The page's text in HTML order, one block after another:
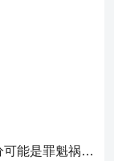
宝宝胃肠道不适？奶粉中的这些成分可能是罪魁祸首！